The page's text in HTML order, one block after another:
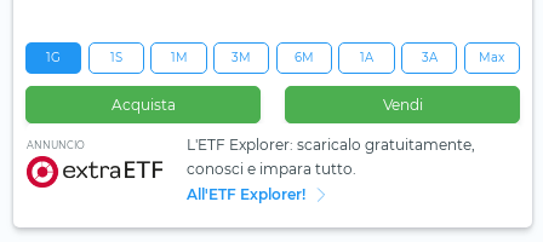
1G 1S 1M 3M 6M 1A 3A Max
Acquista Vendi
ANNUNCIO
L'ETF Explorer: scaricalo gratuitamente,
conosci e impara tutto.
All'ETF Explorer!